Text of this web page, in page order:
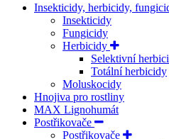
Insekticidy, herbicidy,
Insekticidy
Fungicidy
Herbicidy
Selektivní
Totální herbicidy
Moluskocidy
Hnojiva pro rostliny
MAX Lignohumát
Postřikovače
Postřikovače